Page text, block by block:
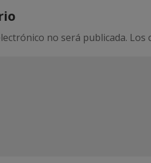
no será publicada. Los